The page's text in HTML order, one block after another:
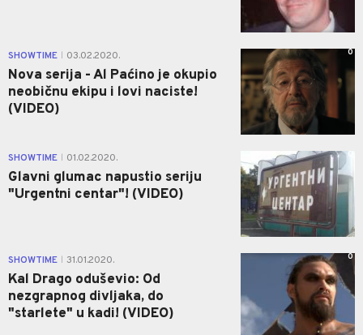
SHOWTIME 03.02.2020.
Nova serija - Al Paćino je okupio
neobičnu ekipu i lovi naciste!
(VIDEO)
0
SHOWTIME 01.02.2020.
Glavni glumac napustio seriju
"Urgentni centar"! (VIDEO)
0
SHOWTIME 31.01.2020.
Kal Drago oduševio: Od
nezgrapnog divljaka, do
"starlete" u kadi! (VIDEO)
0